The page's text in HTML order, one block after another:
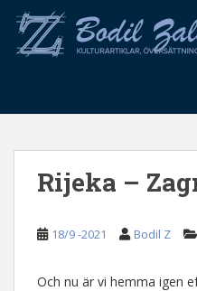
o
Rijeka –
18/9 -2021 Bodil Z
Och nu är vi hemma igen